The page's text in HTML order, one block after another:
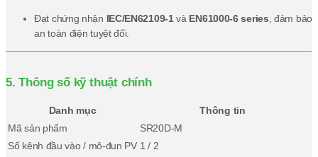
Đạt chứng nhận IEC/EN62109-1và EN61000-6 series , đảm bảo
an toàn điện tuyệt đối.
5. Thông số kỹ thuật chính
Danh mục
Thông tin
Mã sản phẩm
SR20D-M
Số kênh đầu vào / mô-đun PV 1 / 2